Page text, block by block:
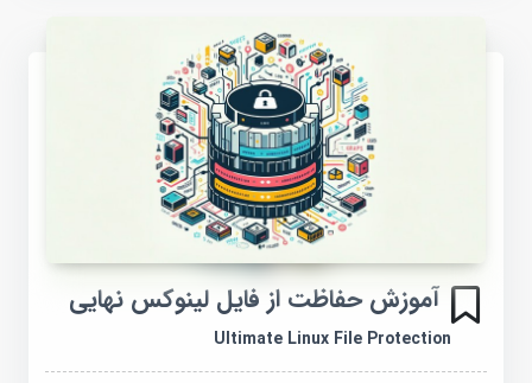
آموزش حفاظت از فایل لینوکس نهایی
Ultimate Linux File Protection